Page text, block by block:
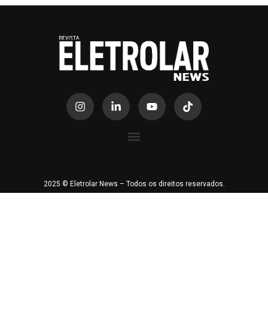
2025 © Eletrolar News – Todos os direitos reservados.